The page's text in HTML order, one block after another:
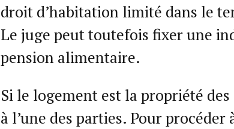
droit d’habitation limité dans le
Le juge peut toutefois fixer une
pension alimentaire.
Si le logement est la propriété
à l’une des parties. Pour